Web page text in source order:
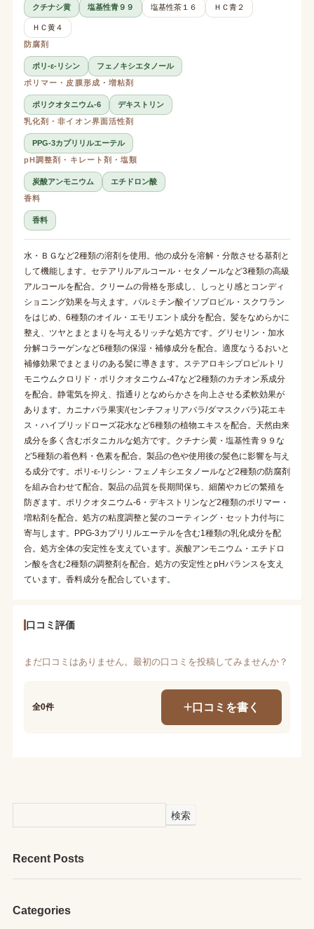
クチナシ黄 塩基性青９９ 塩基性茶１６ ＨＣ青２
ＨＣ黄４
防腐剤
ポリ-ε-リシン
フェノキシエタノール
ポリマー・皮膜形成・増粘剤
ポリクオタニウム-6
デキストリン
乳化剤・非イオン界面活性剤
PPG-3カプリリルエーテル
pH調整剤・キレート剤・塩類
炭酸アンモニウム
エチドロン酸
香料
香料
水・ＢＧなど2種類の溶剤を使用。他の成分を溶解・分散させる基剤と
して機能します。セテアリルアルコール・セタノールなど3種類の高級
アルコールを配合。クリームの骨格を形成し、しっとり感とコンディ
ショニング効果を与えます。パルミチン酸イソプロピル・スクワラン
をはじめ、6種類のオイル・エモリエント成分を配合。髪をなめらかに
整え、ツヤとまとまりを与えるリッチな処方です。グリセリン・加水
分解コラーゲンなど6種類の保湿・補修成分を配合。適度なうるおいと
補修効果でまとまりのある髪に導きます。ステアロキシプロピルトリ
モニウムクロリド・ポリクオタニウム-47など2種類のカチオン系成分
を配合。静電気を抑え、指通りとなめらかさを向上させる柔軟効果が
あります。カニナバラ果実/(センチフォリアバラ/ダマスクバラ)花エキ
ス・ハイブリッドローズ花水など6種類の植物エキスを配合。天然由来
成分を多く含むボタニカルな処方です。クチナシ黄・塩基性青９９な
ど5種類の着色料・色素を配合。製品の色や使用後の髪色に影響を与え
る成分です。ポリ-ε-リシン・フェノキシエタノールなど2種類の防腐剤
を組み合わせて配合。製品の品質を長期間保ち、細菌やカビの繁殖を
防ぎます。ポリクオタニウム-6・デキストリンなど2種類のポリマー・
増粘剤を配合。処方の粘度調整と髪のコーティング・セット力付与に
寄与します。PPG-3カプリリルエーテルを含む1種類の乳化成分を配
合。処方全体の安定性を支えています。炭酸アンモニウム・エチドロ
ン酸を含む2種類の調整剤を配合。処方の安定性とpHバランスを支え
ています。香料成分を配合しています。
口コミ評価
まだ口コミはありません。最初の口コミを投稿してみませんか？
全0件 口コミを書く
検索
Recent Posts
Categories